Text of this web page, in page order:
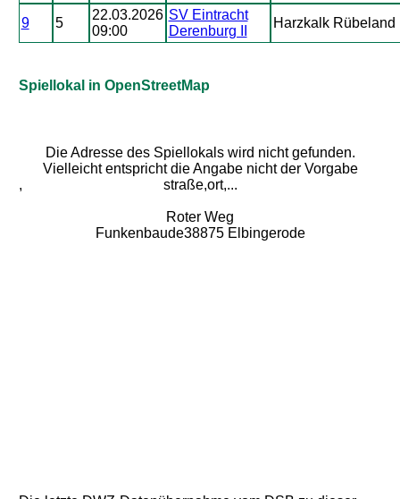
9 5
22.03.2026
09:00
SV Eintracht
Derenburg II
Harzkalk Rübeland
Spiellokal in OpenStreetMap
Die Adresse des Spiellokals wird nicht gefunden.
Vielleicht entspricht die Angabe nicht der Vorgabe
straße,ort,...
Roter Weg
Funkenbaude38875 Elbingerode
,